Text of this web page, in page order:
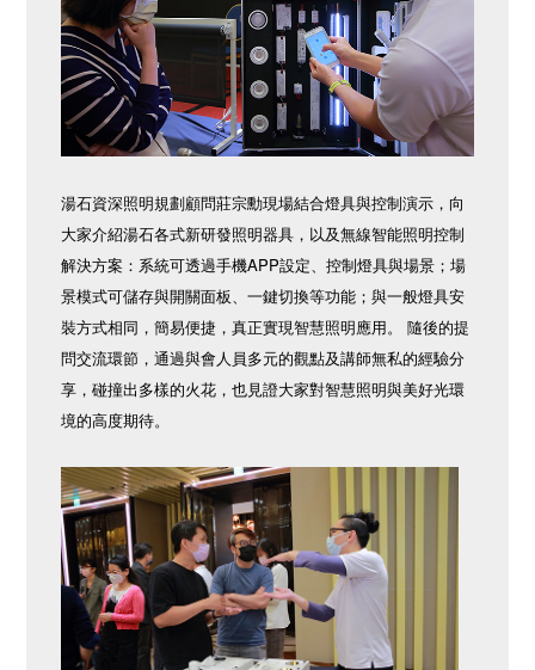
湯石資深照明規劃顧問莊宗勳現場結合燈具與控制演示，向
大家介紹湯石各式新研發照明器具，以及無線智能照明控制
解決方案：系統可透過手機APP設定、控制燈具與場景；場
景模式可儲存與開關面板、一鍵切換等功能；與一般燈具安
裝方式相同，簡易便捷，真正實現智慧照明應用。 隨後的提
問交流環節，通過與會人員多元的觀點及講師無私的經驗分
享，碰撞出多樣的火花，也見證大家對智慧照明與美好光環
境的高度期待。